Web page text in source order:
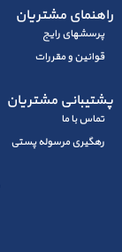
راهنمای مشتریان
پرسشهای رايج
قوانین و مقررات
پشتیبانی مشتریان
تماس با ما
رهگیری مرسوله پستی